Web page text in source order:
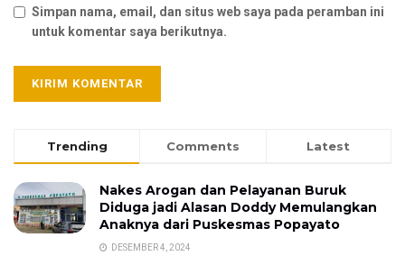
Simpan nama, email, dan situs web saya pada peramban ini
untuk komentar saya berikutnya.
Trending Comments Latest
Nakes Arogan dan Pelayanan Buruk
Diduga jadi Alasan Doddy Memulangkan
Anaknya dari Puskesmas Popayato
DESEMBER 4, 2024